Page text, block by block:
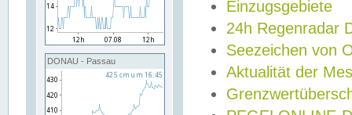
DONAU - Passau
Einzugsgebiete
24h Regenradar
Seezeichen von
Aktualität der